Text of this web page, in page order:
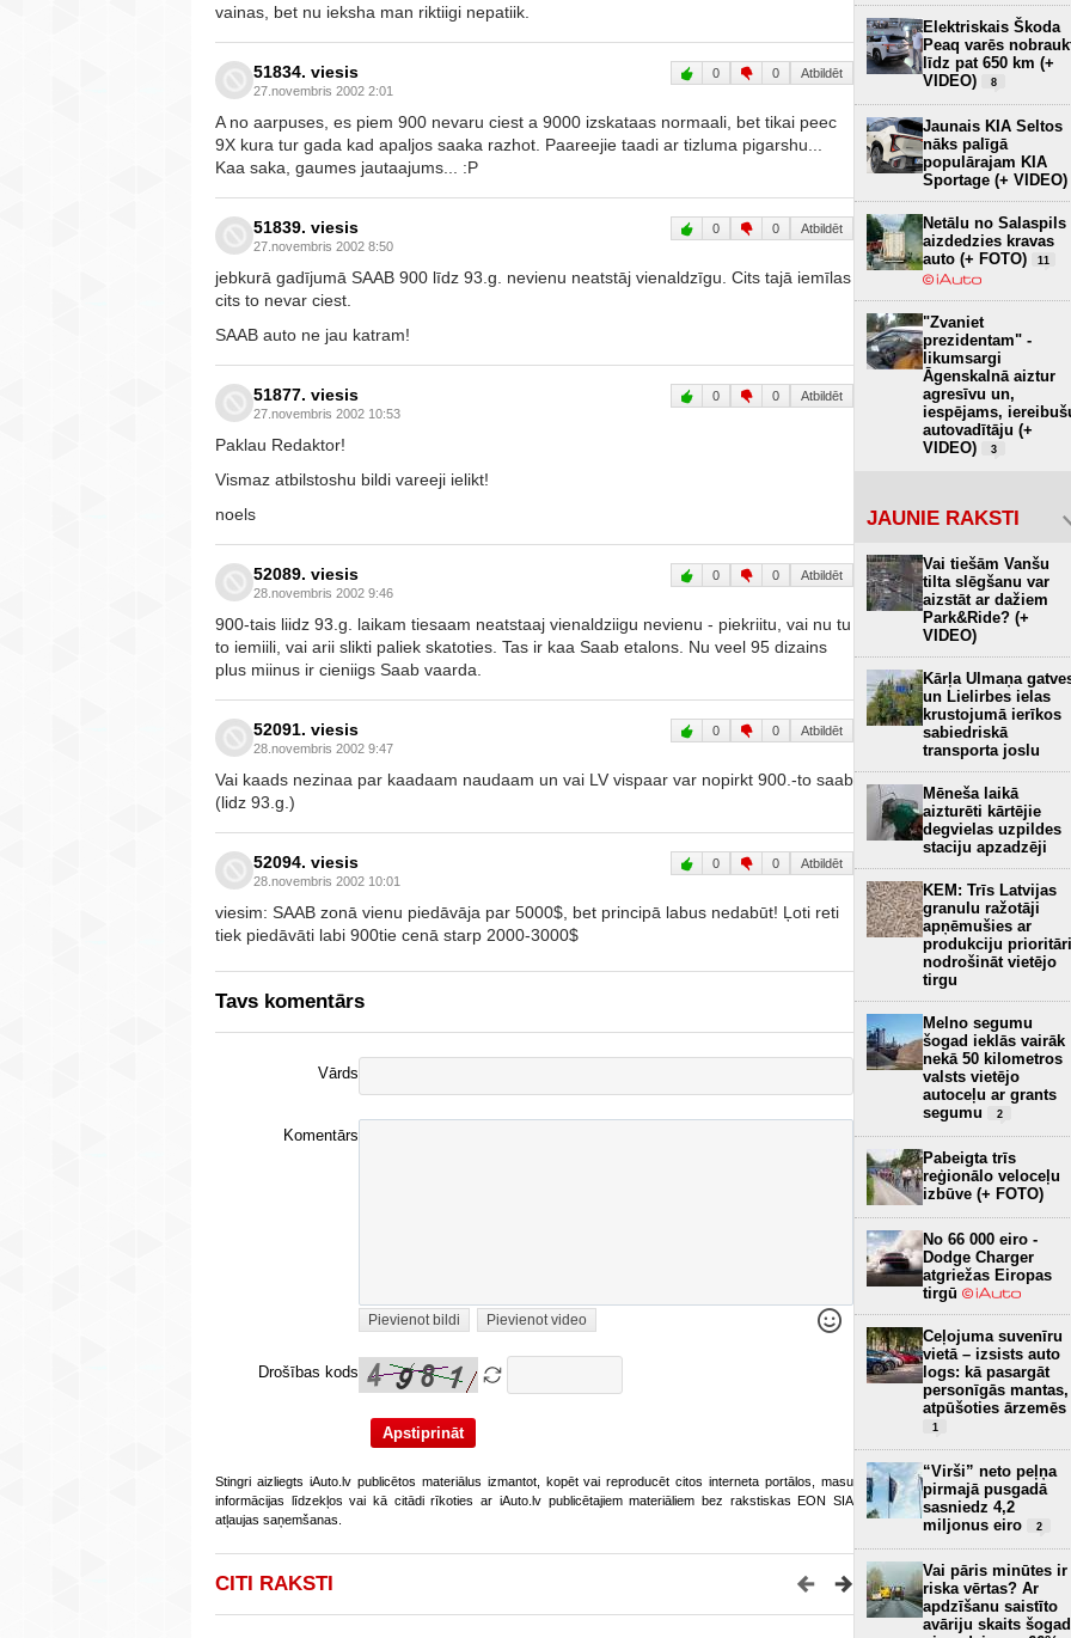
vainas, bet nu ieksha man riktiigi nepatiik.
51834. viesis
27.novembris 2002 2:01
0 0 Atbildēt
A no aarpuses, es piem 900 nevaru ciest a 9000 izskataas normaali, bet tikai peec
9X kura tur gada kad apaljos saaka razhot. Paareejie taadi ar tizluma pigarshu...
Kaa saka, gaumes jautaajums... :P
51839. viesis
27.novembris 2002 8:50
0 0 Atbildēt
jebkurā gadījumā SAAB 900 līdz 93.g. nevienu neatstāj vienaldzīgu. Cits tajā iemīlas
cits to nevar ciest.
SAAB auto ne jau katram!
51877. viesis
27.novembris 2002 10:53
0 0 Atbildēt
Paklau Redaktor!
Vismaz atbilstoshu bildi vareeji ielikt!
noels
52089. viesis
28.novembris 2002 9:46
0 0 Atbildēt
900-tais liidz 93.g. laikam tiesaam neatstaaj vienaldziigu nevienu - piekriitu, vai nu tu
to iemiili, vai arii slikti paliek skatoties. Tas ir kaa Saab etalons. Nu veel 95 dizains
plus miinus ir cieniigs Saab vaarda.
52091. viesis
28.novembris 2002 9:47
0 0 Atbildēt
Vai kaads nezinaa par kaadaam naudaam un vai LV vispaar var nopirkt 900.-to saab
(lidz 93.g.)
52094. viesis
28.novembris 2002 10:01
0 0 Atbildēt
viesim: SAAB zonā vienu piedāvāja par 5000$, bet principā labus nedabūt! Ļoti reti
tiek piedāvāti labi 900tie cenā starp 2000-3000$
Tavs komentārs
Vārds
Komentārs
Pievienot bildi Pievienot video
Drošības kods
Stingri aizliegts iAuto.lv publicētos materiālus izmantot, kopēt vai reproducēt citos interneta portālos, masu
informācijas līdzekļos vai kā citādi rīkoties ar iAuto.lv publicētajiem materiāliem bez rakstiskas EON SIA
atļaujas saņemšanas.
CITI RAKSTI
Elektriskais Škoda
Peaq varēs
līdz pat 650 km (+
VIDEO)
8
Jaunais KIA Seltos
nāks palīgā
populārajam KIA
Sportage (+ VIDEO)
Netālu no Salaspils
aizdedzies kravas
auto (+ FOTO)
11
"Zvaniet
prezidentam" -
likumsargi
Āgenskalnā aiztur
agresīvu un,
iespējams,
autovadītāju (+
VIDEO)
3
JAUNIE RAKSTI
Vai tiešām Vanšu
tilta slēgšanu var
aizstāt ar dažiem
Park&Ride? (+
VIDEO)
Kārļa Ulmaņa
un Lielirbes ielas
krustojumā ierīkos
sabiedriskā
transporta joslu
Mēneša laikā
aizturēti kārtējie
degvielas uzpildes
staciju apzadzēji
KEM: Trīs Latvijas
granulu ražotāji
apņēmušies ar
produkciju prioritāri
nodrošināt vietējo
tirgu
Melno segumu
šogad ieklās vairāk
nekā 50 kilometros
valsts vietējo
autoceļu ar grants
segumu
2
Pabeigta trīs
reģionālo veloceļu
izbūve (+ FOTO)
No 66 000 eiro -
Dodge Charger
atgriežas Eiropas
tirgū
Ceļojuma suvenīru
vietā – izsists auto
logs: kā pasargāt
personīgās mantas,
atpūšoties ārzemēs
1
“Virši” neto peļņa
pirmajā pusgadā
sasniedz 4,2
miljonus eiro
2
Vai pāris minūtes ir
riska vērtas? Ar
apdzīšanu saistīto
avāriju skaits šogad